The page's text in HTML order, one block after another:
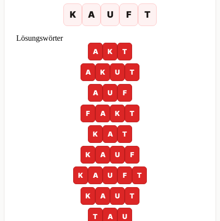
K A U F T
Lösungswörter
A
K T
A K U T
A U F
F A K T
K A T
K A U F
K A U F T
K A U T
T A U